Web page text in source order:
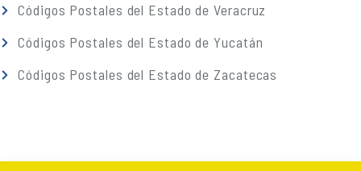
Códigos Postales del Estado de Veracruz
Códigos Postales del Estado de Yucatán
Códigos Postales del Estado de Zacatecas